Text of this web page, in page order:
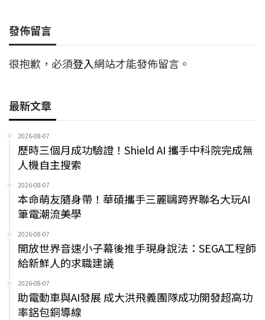
發佈留言
很抱歉，必須登入網站才能發佈留言。
最新文章
2026-08-07
歷時三個月成功驗證！Shield AI 攜手中科院完成無
人機自主搜索
2026-08-07
本命萌友隨身帶！華碩攜手三麗鷗跨界聯名大玩AI
筆電潮流美學
2026-08-07
開放世界音速小子幕後推手現身說法：SEGA工程師
給新鮮人的求職建議
2026-08-07
助電動車與AI發展 成大洪飛義團隊成功開發超高功
率鋁包銅導線